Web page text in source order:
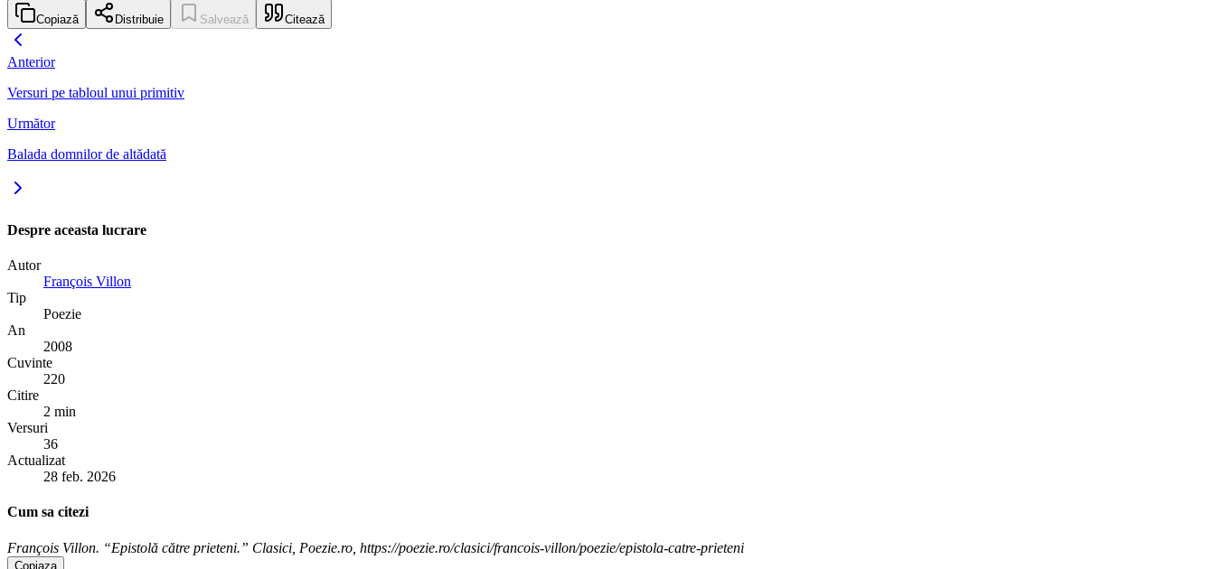
Copiază Distribuie Salvează Citează
Anterior
Versuri pe tabloul unui primitiv
Următor
Balada domnilor de altădată
Despre aceasta lucrare
Autor
François Villon
Tip
Poezie
An
2008
Cuvinte
220
Citire
2 min
Versuri
36
Actualizat
28 feb. 2026
Cum sa citezi
François Villon. “Epistolă către prieteni.” Clasici, Poezie.ro, https://poezie.ro/clasici/francois-villon/poezie/epistola-catre-prieteni
Copiaza